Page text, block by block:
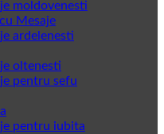
moldovenesti
Mesaje
ardelenesti
oltenesti
pentru sefu
pentru iubita